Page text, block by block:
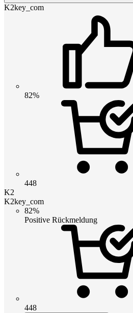
K2key_com
82%
448
K2
K2key_com
82%
Positive Rückmeldung
448